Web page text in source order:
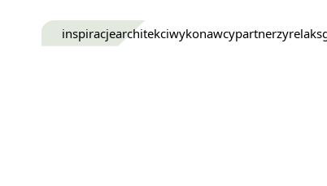
inspiracjearchitekciwykonawcypartnerzyrelaks